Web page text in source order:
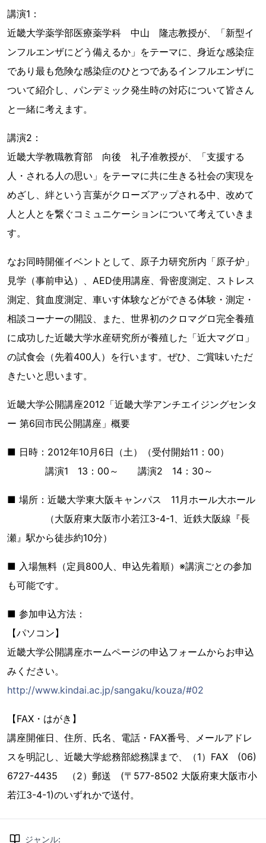
講演1：
近畿大学薬学部医療薬学科 中山 隆志教授が、「新型イ
ンフルエンザにどう備えるか」をテーマに、身近な感染症
であり最も危険な感染症のひとつであるインフルエンザに
ついて紹介し、パンデミック発生時の対応について皆さん
と一緒に考えます。
講演2：
近畿大学教職教育部 向後 礼子准教授が、「支援する
人・される人の思い」をテーマに共に生きる社会の実現を
めざし、絆という言葉がクローズアップされる中、改めて
人と人とを繋ぐコミュニケーションについて考えていきま
す。
なお同時開催イベントとして、原子力研究所内「原子炉」
見学（事前申込）、AED使用講座、骨密度測定、ストレス
測定、貧血度測定、車いす体験などができる体験・測定・
相談コーナーの開設、また、世界初のクロマグロ完全養殖
に成功した近畿大学水産研究所が養殖した「近大マグロ」
の試食会（先着400人）を行います。ぜひ、ご賞味いただ
きたいと思います。
近畿大学公開講座2012「近畿大学アンチエイジングセンタ
ー 第6回市民公開講座」概要
■ 日時：2012年10月6日（土）（受付開始11：00）
講演1 13：00～ 講演2 14：30～
■ 場所：近畿大学東大阪キャンパス 11月ホール大ホール
（大阪府東大阪市小若江3-4-1、近鉄大阪線『長
瀬』駅から徒歩約10分）
■ 入場無料（定員800人、申込先着順）※講演ごとの参加
も可能です。
■ 参加申込方法：
【パソコン】
近畿大学公開講座ホームページの申込フォームからお申込
みください。
http://www.kindai.ac.jp/sangaku/kouza/#02
【FAX・はがき】
講座開催日、住所、氏名、電話・FAX番号、メールアドレ
スを明記し、近畿大学総務部総務課まで、（1）FAX (06)
6727-4435 （2）郵送 (〒577-8502 大阪府東大阪市小
若江3-4-1)のいずれかで送付。
ジャンル: